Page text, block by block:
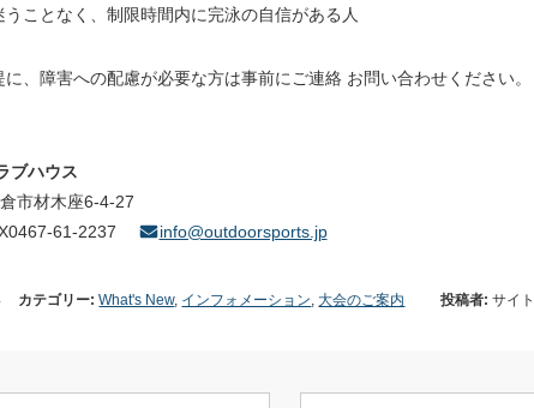
うことなく、制限時間内に完泳の自信がある人
、障害への配慮が必要な方は事前にご連絡 お問い合わせください。
ブハウス
市材木座6-4-27
61-2237 info@outdoorsports.jp
カテゴリー: What's New, インフォメーション ,大会のご案内 投稿者: サイ